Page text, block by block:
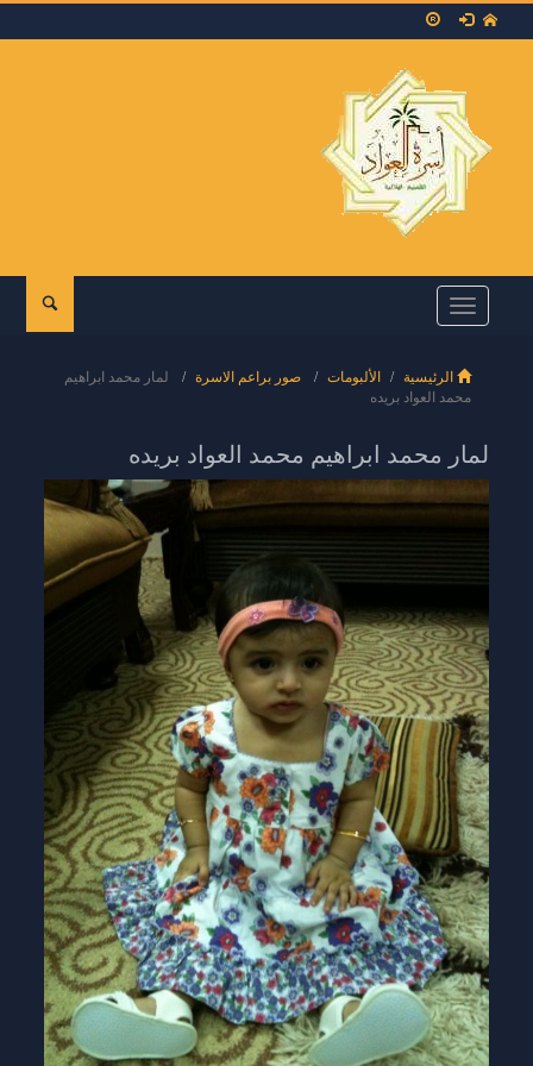
Toggle
navigation
الرئيسية الألبومات صور براعم الاسرة
لمار محمد ابراهيم
محمد العواد بريده
لمار محمد ابراهيم محمد العواد بريده